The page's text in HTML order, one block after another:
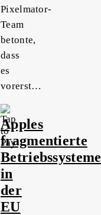
Pixelmator-
Team
betonte,
dass
es
vorerst…
Apples
fragmentierte
Betriebssysteme
in
der
EU